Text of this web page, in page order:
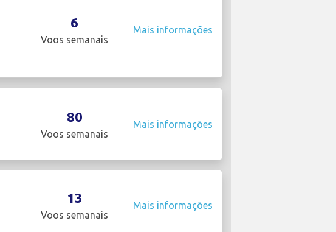
6
Voos semanais
Mais informações
80
Voos semanais
Mais informações
13
Voos semanais
Mais informações